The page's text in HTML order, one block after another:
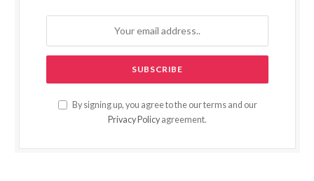
By signing up, you agree to the our terms and our
Privacy Policy agreement.